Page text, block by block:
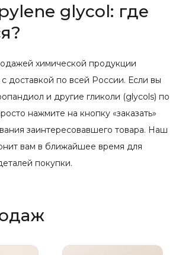
glycol: где
химической продукции
с доставкой по всей России. Если вы
и другие гликоли (glycols) по
нажмите на кнопку «заказать»
заинтересовавшего товара. Наш
вам в ближайшее время для
покупки.